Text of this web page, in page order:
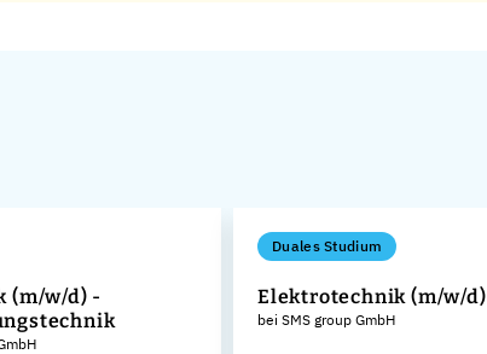
(m/w/d) -
Duales Studium
Elektrotechnik (m/w/d)
bei SMS group GmbH